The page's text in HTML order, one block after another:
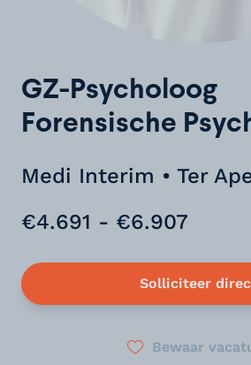
GZ-Psycholoog
Forensische
Medi Interim • Ter
€4.691 - €6.907
Solliciteer
Bewaar